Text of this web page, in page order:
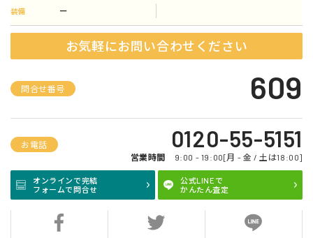
装備 ー
お気軽にお問い合わせください
問合せ番号 609
お電話 0120-55-5151
営業時間 9:00 - 19:00[月 - 金 / 土は18:00]
オンラインで完結
フォームで問合せ
公式LINEで
かんたん査定